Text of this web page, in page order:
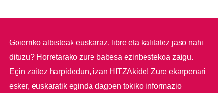
Goierriko albisteak euskaraz, libre eta kalitatez jaso nahi
dituzu? Horretarako zure babesa ezinbestekoa zaigu.
Egin zaitez harpidedun, izan HITZAkide!Zure ekarpenari
esker, euskaratik eginda dagoen tokiko informazio